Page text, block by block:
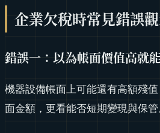
企業欠稅時常見錯誤
錯誤一：以為帳面價值高就
機器設備帳面上可能還有高額殘
面金額，更看能否短期變現與保管